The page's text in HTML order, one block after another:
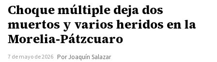
Choque múltiple deja dos
muertos y varios heridos en la
Morelia-Pátzcuaro
7 de mayo de 2026 Por Joaquín Salazar